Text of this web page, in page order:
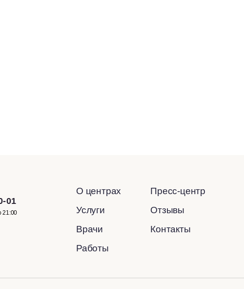
01
21:00
О центрах
Услуги
Врачи
Работы
Пресс-центр
Отзывы
Контакты